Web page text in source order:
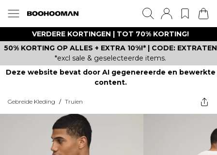
VERDERE KORTINGEN | TOT 70% KORTING!
50% KORTING OP ALLES + EXTRA 10%!* | CODE: EXTRATEN
*excl sale & geselecteerde items.
Deze website bevat door AI gegenereerde en bewerkte
content.
Gebreide Kleding / Truien